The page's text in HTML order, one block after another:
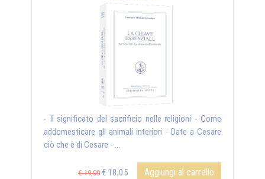
- Il significato del sacrificio nelle religioni - Come
addomesticare gli animali interiori - Date a Cesare
ciò che è di Cesare - ...
€ 19,00 € 18,05 Aggiungi al carrello